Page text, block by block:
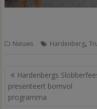
Nieuws Hardenberg,
Bericht
navigatie
Hardenbergs
presenteert bomvol
programma